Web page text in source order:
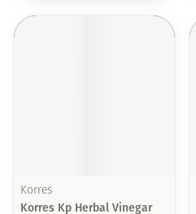
Korres
Korres Kp Herbal Vinegar